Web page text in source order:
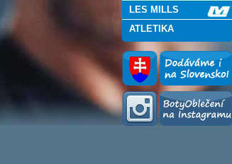
LES MILLS
ATLETIKA